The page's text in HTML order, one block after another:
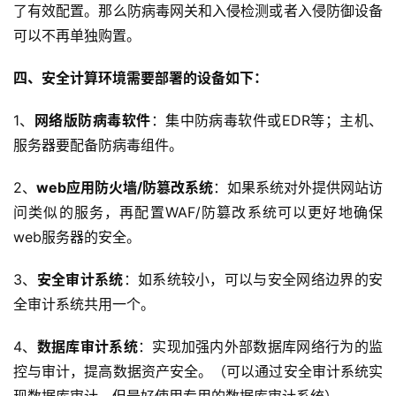
了有效配置。那么防病毒网关和入侵检测或者入侵防御设备
可以不再单独购置。
四、安全计算环境需要部署的设备如下：
1、 网络版防病毒软件 ：集中防病毒软件或EDR等；主机、
服务器要配备防病毒组件。
2、 web应用防火墙/防篡改系统：如果系统对外提供网站访
问类似的服务，再配置WAF/防篡改系统可以更好地确保
web服务器的安全。
3、 安全审计系统 ：如系统较小，可以与安全网络边界的安
全审计系统共用一个。
4、 数据库审计系统：实现加强内外部数据库网络行为的监
控与审计，提高数据资产安全。（可以通过安全审计系统实